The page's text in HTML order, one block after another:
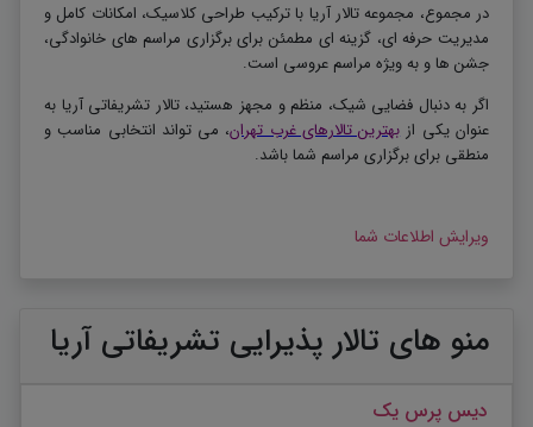
در مجموع، مجموعه تالار آریا با ترکیب طراحی کلاسیک، امکانات کامل و
مدیریت حرفه ای، گزینه ای مطمئن برای برگزاری مراسم های خانوادگی،
جشن ها و به ویژه مراسم عروسی است.
اگر به دنبال فضایی شیک، منظم و مجهز هستید، تالار تشریفاتی آریا به
عنوان یکی از بهترین تالارهای غرب تهران، می تواند انتخابی مناسب و
منطقی برای برگزاری مراسم شما باشد.
ویرایش اطلاعات شما
منو های تالار پذیرایی تشریفاتی آریا
دیس پرس یک